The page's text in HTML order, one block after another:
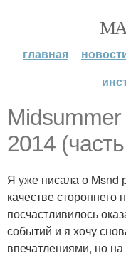
главная
2014
Я уже писала о Msnd
качестве
посчастливилось
событий и я хочу
впечатлениями, но